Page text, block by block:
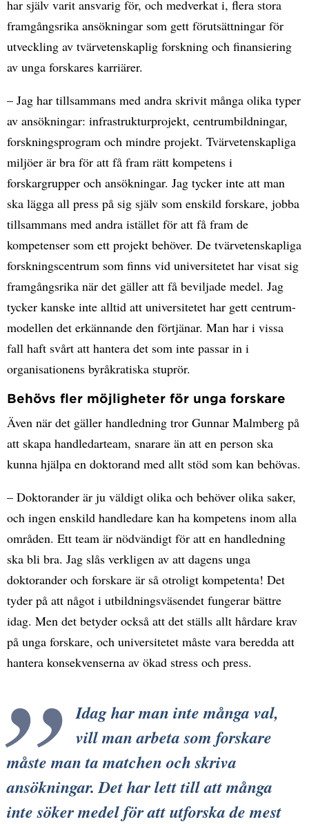
har själv varit ansvarig för, och medverkat i, flera stora
framgångsrika ansökningar som gett förutsättningar för
utveckling av tvärvetenskaplig forskning och finansiering
av unga forskares karriärer.
– Jag har tillsammans med andra skrivit många olika typer
av ansökningar: infrastrukturprojekt, centrumbildningar,
forskningsprogram och mindre projekt. Tvärvetenskapliga
miljöer är bra för att få fram rätt kompetens i
forskargrupper och ansökningar. Jag tycker inte att man
ska lägga all press på sig själv som enskild forskare, jobba
tillsammans med andra istället för att få fram de
kompetenser som ett projekt behöver. De tvärvetenskapliga
forskningscentrum som finns vid universitetet har visat sig
framgångsrika när det gäller att få beviljade medel. Jag
tycker kanske inte alltid att universitetet har gett centrum-
modellen det erkännande den förtjänar. Man har i vissa
fall haft svårt att hantera det som inte passar in i
organisationens byråkratiska stuprör.
Behövs fler möjligheter för unga forskare
Även när det gäller handledning tror Gunnar Malmberg på
att skapa handledarteam, snarare än att en person ska
kunna hjälpa en doktorand med allt stöd som kan behövas.
– Doktorander är ju väldigt olika och behöver olika saker,
och ingen enskild handledare kan ha kompetens inom alla
områden. Ett team är nödvändigt för att en handledning
ska bli bra. Jag slås verkligen av att dagens unga
doktorander och forskare är så otroligt kompetenta! Det
tyder på att något i utbildningsväsendet fungerar bättre
idag. Men det betyder också att det ställs allt hårdare krav
på unga forskare, och universitetet måste vara beredda att
hantera konsekvenserna av ökad stress och press.
Idag har man inte många val,
vill man arbeta som forskare
måste man ta matchen och skriva
ansökningar. Det har lett till att många
inte söker medel för att utforska de mest